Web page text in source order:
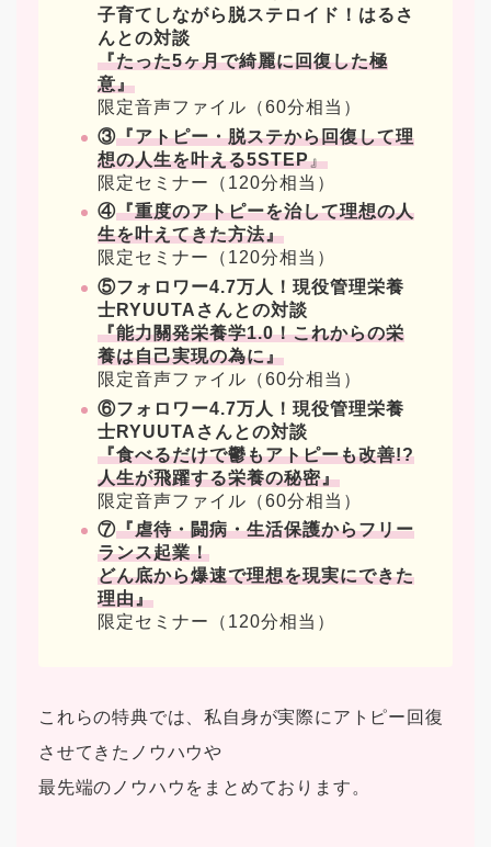
子育てしながら脱ステロイド！はるさ
んとの対談
『たった5ヶ月で綺麗に回復した極
意』
限定音声ファイル（60分相当）
③『アトピー・脱ステから回復して理
想の人生を叶える5STEP』
限定セミナー（120分相当）
④『重度のアトピーを治して理想の人
生を叶えてきた方法』
限定セミナー（120分相当）
⑤フォロワー4.7万人！現役管理栄養
士RYUUTAさんとの対談
『能力關発栄養学1.0！これからの栄
養は自己実現の為に』
限定音声ファイル（60分相当）
⑥フォロワー4.7万人！現役管理栄養
士RYUUTAさんとの対談
『食べるだけで鬱もアトピーも改善!?
人生が飛躍する栄養の秘密』
限定音声ファイル（60分相当）
⑦『虐待・闘病・生活保護からフリー
ランス起業！
どん底から爆速で理想を現実にできた
理由』
限定セミナー（120分相当）
これらの特典では、私自身が実際にアトピー回復
させてきたノウハウや
最先端のノウハウをまとめております。